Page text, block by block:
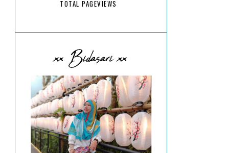
TOTAL PAGEVIEWS
xx Bidasari xx